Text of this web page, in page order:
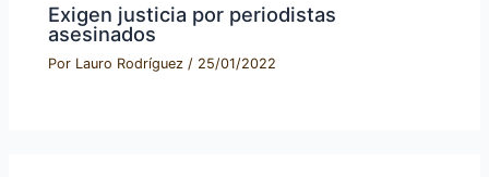
Exigen justicia por periodistas
asesinados
Por Lauro Rodríguez / 25/01/2022